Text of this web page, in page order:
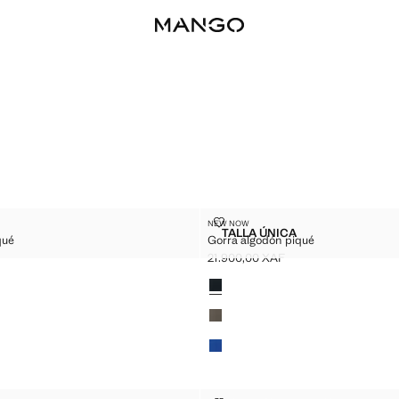
PIQUÉ
PIQUÉ
XAF ]
Tallas
TALLA ÚNICAGORRA ALGODÓN PIQUÉ
NEW NOW
Gorra algodón piqué
GORRA ALGODÓN PIQUÉ
Precio actual [21.900,00 XAF ]
21.900,00 XAF
Colores